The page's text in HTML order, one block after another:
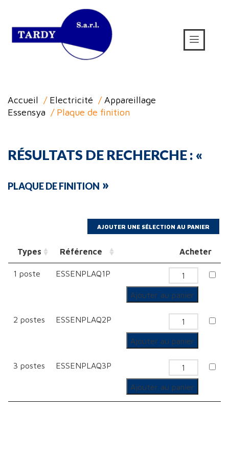
Accueil / Electricité / Appareillage
Essensya / Plaque de finition
RÉSULTATS DE RECHERCHE : «
PLAQUE DE FINITION »
Types Référence Acheter
1 poste ESSENPLAQ1P
quantité
de
Plaque
finition
Ajouter au panier
2 postes ESSENPLAQ2P
quantité
de
Plaque
finition
Ajouter au panier
3 postes ESSENPLAQ3P
quantité
de
Plaque
Ajouter au panier